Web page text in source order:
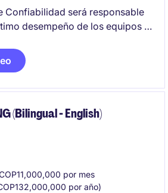
Confiabilidad será responsable
desempeño de los equipos y
en la implementación de
preventivo y
(Bilingual - English)
por mes
por año)